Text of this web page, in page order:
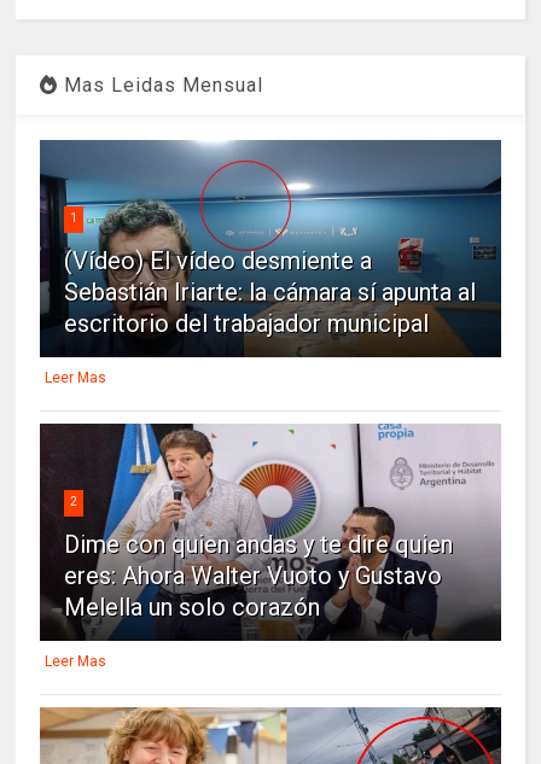
Mas Leidas Mensual
1
(Vídeo) El vídeo desmiente a
Sebastián Iriarte: la cámara sí apunta al
escritorio del trabajador municipal
Leer Mas
2
Dime con quien andas y te dire quien
eres: Ahora Walter Vuoto y Gustavo
Melella un solo corazón
Leer Mas